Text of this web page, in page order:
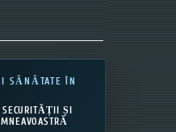
SĂNĂTATE ÎN
SECURITĂȚII ȘI